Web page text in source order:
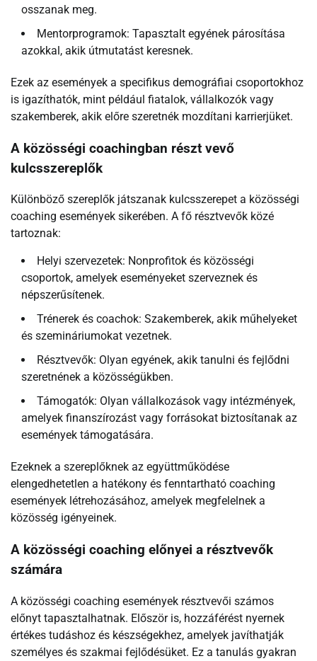
osszanak meg.
Mentorprogramok: Tapasztalt egyének párosítása
azokkal, akik útmutatást keresnek.
Ezek az események a specifikus demográfiai csoportokhoz
is igazíthatók, mint például fiatalok, vállalkozók vagy
szakemberek, akik előre szeretnék mozdítani karrierjüket.
A közösségi coachingban részt vevő
kulcsszereplők
Különböző szereplők játszanak kulcsszerepet a közösségi
coaching események sikerében. A fő résztvevők közé
tartoznak:
Helyi szervezetek: Nonprofitok és közösségi
csoportok, amelyek eseményeket szerveznek és
népszerűsítenek.
Trénerek és coachok: Szakemberek, akik műhelyeket
és szemináriumokat vezetnek.
Résztvevők: Olyan egyének, akik tanulni és fejlődni
szeretnének a közösségükben.
Támogatók: Olyan vállalkozások vagy intézmények,
amelyek finanszírozást vagy forrásokat biztosítanak az
események támogatására.
Ezeknek a szereplőknek az együttműködése
elengedhetetlen a hatékony és fenntartható coaching
események létrehozásához, amelyek megfelelnek a
közösség igényeinek.
A közösségi coaching előnyei a résztvevők
számára
A közösségi coaching események résztvevői számos
előnyt tapasztalhatnak. Először is, hozzáférést nyernek
értékes tudáshoz és készségekhez, amelyek javíthatják
személyes és szakmai fejlődésüket. Ez a tanulás gyakran